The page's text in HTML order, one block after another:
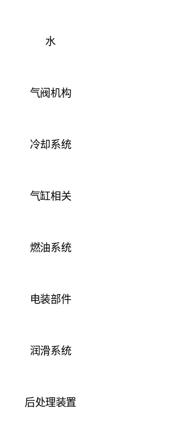
水
气阀机构
冷却系统
气缸相关
燃油系统
电装部件
润滑系统
后处理装置